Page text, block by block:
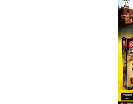
Подробные условия